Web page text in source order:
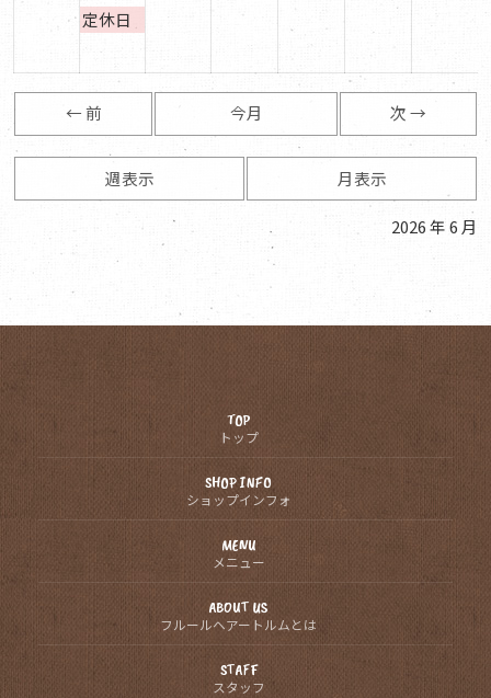
定休日
← 前 今月 次 →
週表示 月表示
2026 年 6 月
TOP
トップ
SHOP INFO
ショップインフォ
MENU
メニュー
ABOUT US
フルールヘアートルムとは
STAFF
スタッフ